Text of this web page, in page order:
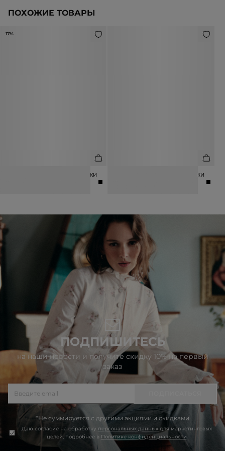
ПОХОЖИЕ ТОВАРЫ
-17%
РЕМЕНЬ ИЗ НАТУРАЛЬНОЙ КОЖИ РЕМЕНЬ ИЗ НАТУРАЛЬНОЙ КОЖИ
ПОДПИШИТЕСЬ
на наши новости и получите скидку 10% на первый
заказ
*Не суммируется с другими акциями и скидками
Даю согласие на обработку персональных данных для маркетинговых
целей, подробнее в Политике конфиденциальности